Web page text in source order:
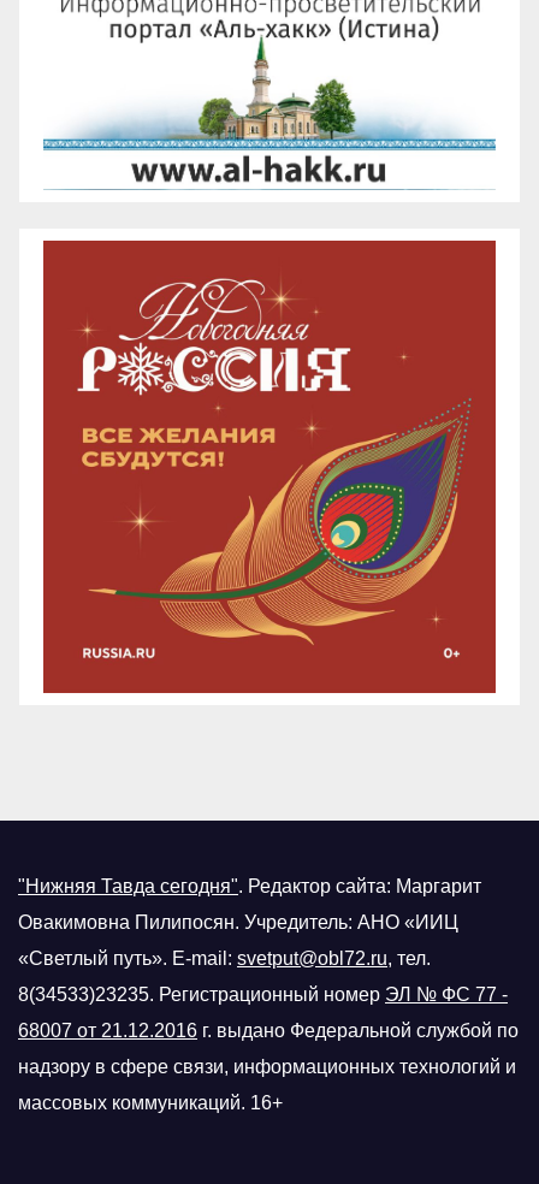
"Нижняя Тавда сегодня". Редактор сайта: Маргарит
Овакимовна Пилипосян. Учредитель: АНО «ИИЦ
«Светлый путь». E-mail: svetput@obl72.ru, тел.
8(34533)23235. Регистрационный номер ЭЛ № ФС 77 -
68007 от 21.12.2016 г. выдано Федеральной службой по
надзору в сфере связи, информационных технологий и
массовых коммуникаций. 16+